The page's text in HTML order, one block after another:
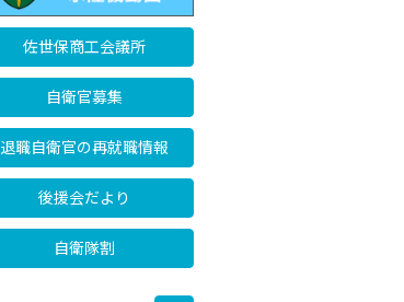
佐世保商工会議所
自衛官募集
退職自衛官の再就職情報
後援会だより
自衛隊割